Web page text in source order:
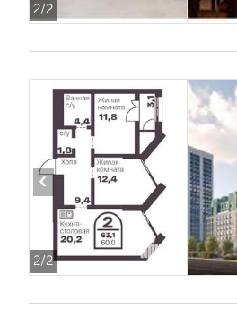
2/2
2/2
‹